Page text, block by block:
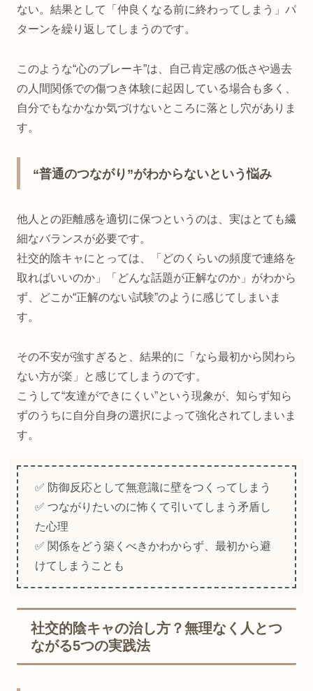
ない。結果として「仲良くなる前に終わってしまう」パ
ターンを繰り返してしまうのです。
このような“心のブレーキ”は、自己肯定感の低さや過去
の人間関係での傷つき体験に起因している場合も多く、
自分でもなかなか気づけないところに落とし穴がありま
す。
“普通のつながり”がわからないという悩み
他人との距離感を適切に保つというのは、実はとても繊
細なバランスが必要です。
社交的陰キャにとっては、「どのくらいの頻度で連絡を
取ればいいのか」「どんな話題が正解なのか」がわから
ず、どこか“正解のない試験”のように感じてしまいま
す。
その不安が強すぎると、結果的に「なら最初から関わら
ない方が楽」と感じてしまうのです。
こうして“友達ができにくい”という現象が、知らず知ら
ずのうちに自分自身の選択によって強化されてしまいま
す。
✅ 防御反応として無意識に壁をつくってしまう
✅ つながりたいのに怖くて引いてしまう矛盾し
た心理
✅ 関係をどう築くべきかわからず、最初から避
けてしまうことも
社交的陰キャの治し方？無理なく人とつ
ながる5つの実践法